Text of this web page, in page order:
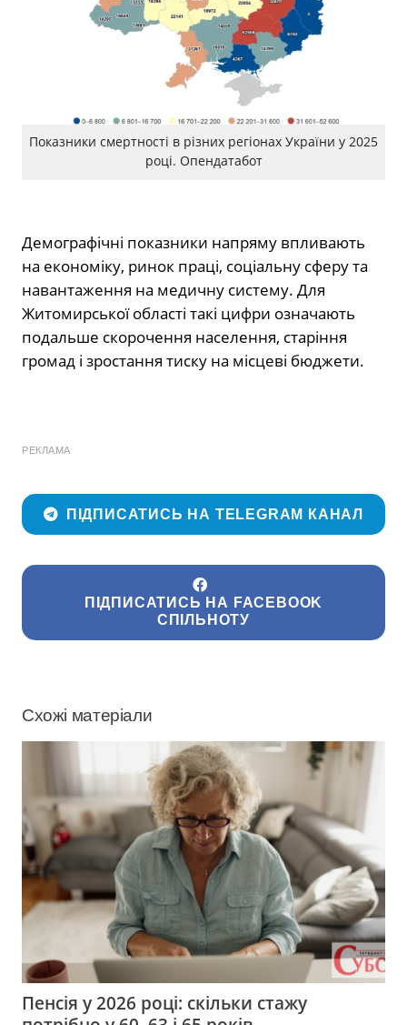
Показники смертності в різних регіонах України у 2025
році. Опендатабот
Демографічні показники напряму впливають
на економіку, ринок праці, соціальну сферу та
навантаження на медичну систему. Для
Житомирської області такі цифри означають
подальше скорочення населення, старіння
громад і зростання тиску на місцеві бюджети.
РЕКЛАМА
ПІДПИСАТИСЬ НА TELEGRAM КАНАЛ
ПІДПИСАТИСЬ НА FACEBOOK
СПІЛЬНОТУ
Схожі матеріали
Пенсія у 2026 році: скільки стажу